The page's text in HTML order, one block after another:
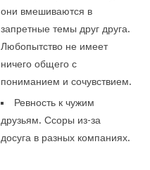
они вмешиваются в
запретные темы друг друга.
Любопытство не имеет
ничего общего с
пониманием и сочувствием.
Ревность к чужим
друзьям. Ссоры из-за
досуга в разных компаниях.